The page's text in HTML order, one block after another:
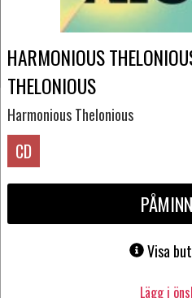
HARMONIOUS
THELONIOUS
Harmonious Thelonious
CD
Visa
Lägg i